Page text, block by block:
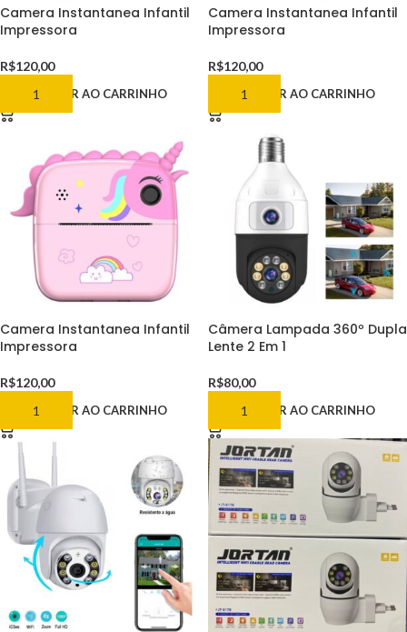
Camera Instantanea Infantil
Impressora
R$120,00
ADICIONAR AO CARRINHO
Camera Instantanea Infantil
Impressora
R$120,00
ADICIONAR AO CARRINHO
Camera Instantanea Infantil
Impressora
R$120,00
ADICIONAR AO CARRINHO
Câmera Lampada 360º Dupla
Lente 2 Em 1
R$80,00
ADICIONAR AO CARRINHO